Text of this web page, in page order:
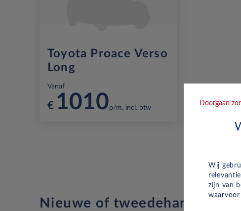
Toyota Proace Verso
Long
Vanaf
€ 1010p/m. incl. btw
Nieuwe of tweedehands
Doorgaan
Wij
zijn van